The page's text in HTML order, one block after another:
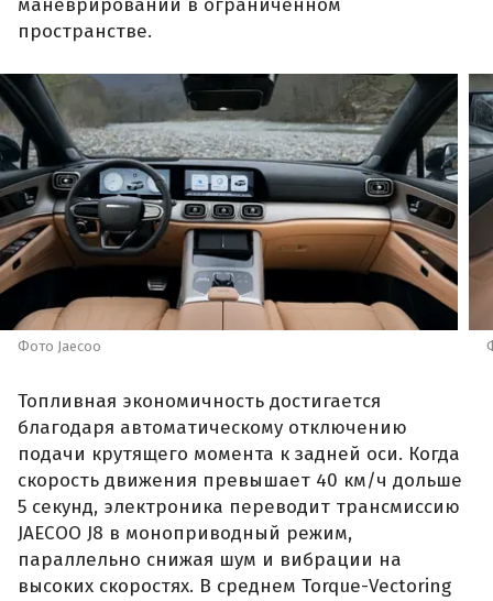
маневрировании в ограниченном
пространстве.
Фото Jaecoo
Топливная экономичность достигается
благодаря автоматическому отключению
подачи крутящего момента к задней оси. Когда
скорость движения превышает 40 км/ч дольше
5 секунд, электроника переводит трансмиссию
JAECOO J8 в моноприводный режим,
параллельно снижая шум и вибрации на
высоких скоростях. В среднем Torque-Vectoring